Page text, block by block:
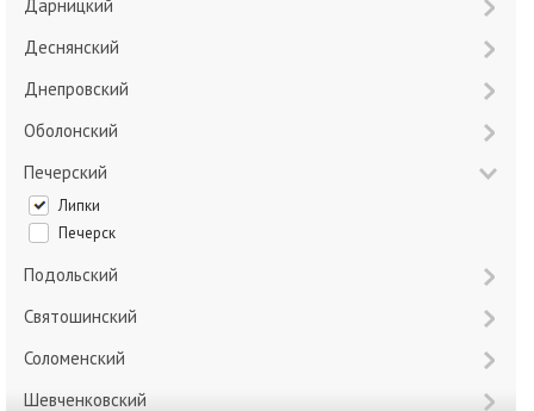
Дарницкий
Деснянский
Днепровский
Оболонский
Печерский
Липки
Печерск
Подольский
Святошинский
Соломенский
Шевченковский